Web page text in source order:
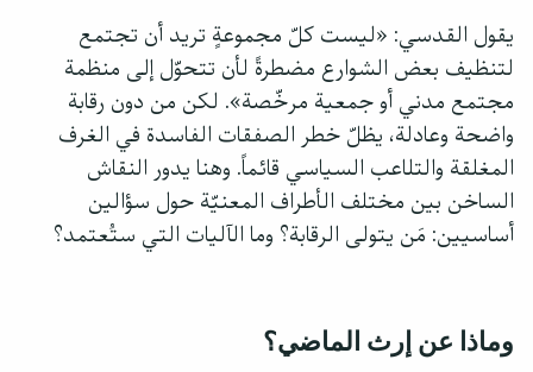
يقول القدسي: «ليست كلّ مجموعةٍ تريد أن تجتمع
لتنظيف بعض الشوارع مضطرةً لأن تتحوّل إلى منظمة
مجتمع مدني أو جمعية مرخّصة». لكن من دون رقابة
واضحة وعادلة، يظلّ خطر الصفقات الفاسدة في الغرف
المغلقة والتلاعب السياسي قائماً. وهنا يدور النقاش
الساخن بين مختلف الأطراف المعنيّة حول سؤالين
أساسيين: مَن يتولى الرقابة؟ وما الآليات التي ستُعتمد؟
وماذا عن إرث الماضي؟